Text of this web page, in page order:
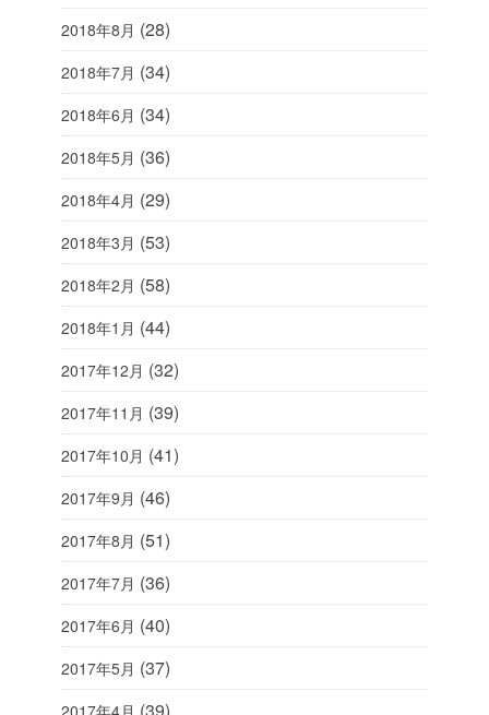
2018年8月 (28)
2018年7月 (34)
2018年6月 (34)
2018年5月 (36)
2018年4月 (29)
2018年3月 (53)
2018年2月 (58)
2018年1月 (44)
2017年12月 (32)
2017年11月 (39)
2017年10月 (41)
2017年9月 (46)
2017年8月 (51)
2017年7月 (36)
2017年6月 (40)
2017年5月 (37)
2017年4月